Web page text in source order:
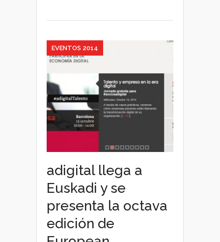
EVENTOS 2014
adigital llega a
Euskadi y se
presenta la octava
edición de